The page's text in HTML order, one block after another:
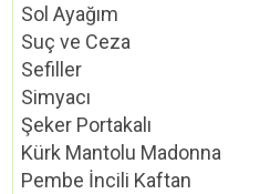
Sol Ayağım
Suç ve Ceza
Sefiller
Simyacı
Şeker Portakalı
Kürk Mantolu Madonna
Pembe İncili Kaftan